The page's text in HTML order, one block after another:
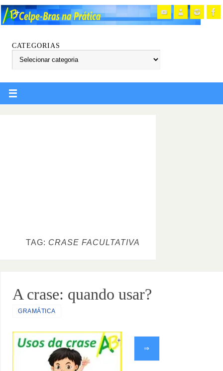
CATEGORIAS
TAG: CRASE FACULTATIVA
A crase: quando usar?
GRAMÁTICA
⇒